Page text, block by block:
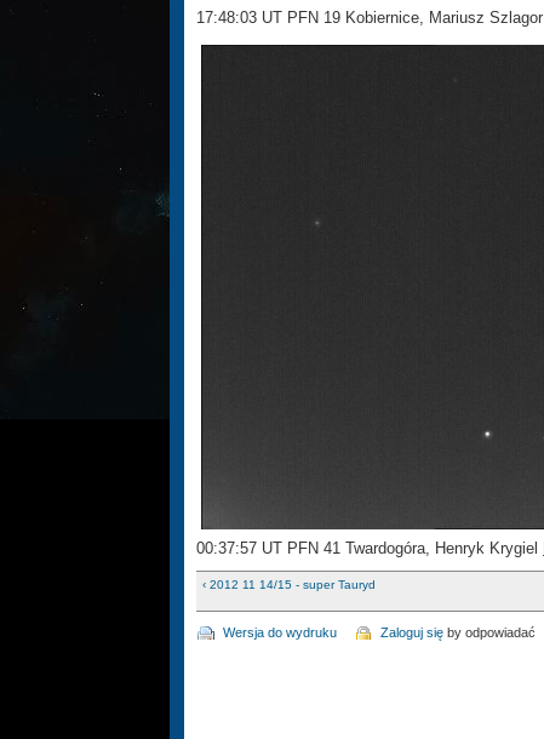
17:48:03 UT PFN 19 Kobiernice, Mariusz Szlagor
00:37:57 UT PFN 41 Twardogóra, Henryk Krygiel
‹ 2012 11 14/15 - super Tauryd
Wersja do wydruku Zaloguj się by odpowiadać